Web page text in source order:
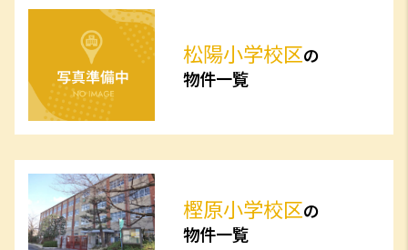
松陽小学校区の
物件一覧
樫原小学校区の
物件一覧